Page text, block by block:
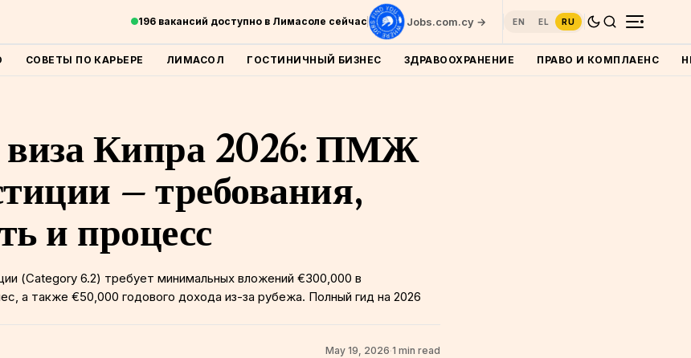
196 вакансий доступно в Лимасоле сейчас Jobs.com.cy → EN EL RU
СОВЕТЫ ПО КАРЬЕРЕ ЛИМАСОЛ ГОСТИНИЧНЫЙ БИЗНЕС ЗДРАВООХРАНЕНИЕ ПРАВО И КОМПЛАЕНС
виза Кипра 2026: ПМЖ
— требования,
и процесс
(Category 6.2) требует минимальных вложений €300,000 в
а также €50,000 годового дохода из-за рубежа. Полный гид на 2026
May 19, 2026·1 min read